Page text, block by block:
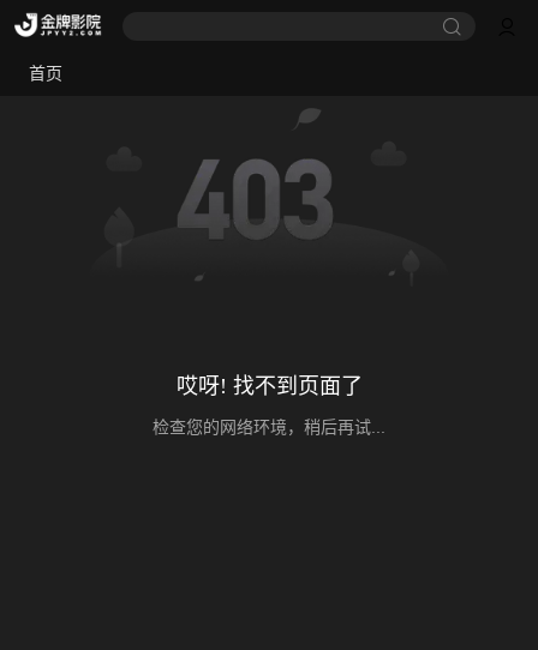
首页
哎呀! 找不到页面了
检查您的网络环境，稍后再试...